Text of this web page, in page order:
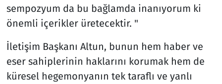
sempozyum da bu bağlamda inanıyorum ki
önemli içerikler üretecektir. "
İletişim Başkanı Altun, bunun hem haber ve
eser sahiplerinin haklarını korumak hem de
küresel hegemonyanın tek taraflı ve yanlı